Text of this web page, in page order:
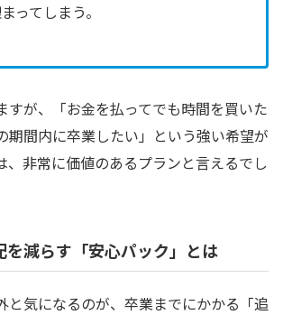
ってしまう。
すが、「お金を払ってでも時間を買いた
期間内に卒業したい」という強い希望が
、非常に価値のあるプランと言えるでし
を減らす「安心パック」とは
と気になるのが、卒業までにかかる「追